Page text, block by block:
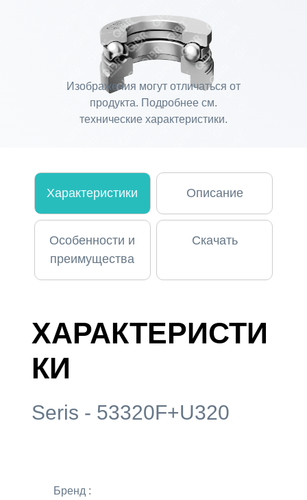
Изображения могут отличаться от
продукта. Подробнее см.
технические характеристики.
Характеристики Описание
Особенности и
преимущества
Скачать
ХАРАКТЕРИСТИ
КИ
Seris - 53320F+U320
Бренд :